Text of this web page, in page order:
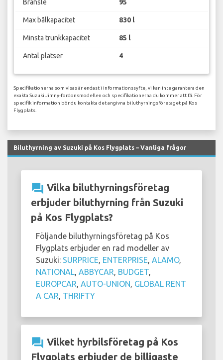
Bränsle 95
Max bålkapacitet 830 l
Minsta trunkkapacitet 85 l
Antal platser 4
Specifikationerna som visas är endast i informationssyfte, vi kan inte garantera den
exakta Suzuki Jimny-fordonsmodellen och specifikationerna du kommer att få. För
specifik information bör du kontakta det angivna biluthyrningsföretaget på Kos
Flygplats.
Biluthyrning av Suzuki på Kos Flygplats – Vanliga frågor
question_answer Vilka biluthyrningsföretag
erbjuder biluthyrning från Suzuki
på Kos Flygplats?
Följande biluthyrningsföretag på Kos
Flygplats erbjuder en rad modeller av
Suzuki: SURPRICE, ENTERPRISE, ALAMO,
NATIONAL, ABBYCAR, BUDGET,
EUROPCAR, AUTO-UNION, GLOBAL RENT
A CAR, THRIFTY
question_answer Vilket hyrbilsföretag på Kos
Flygplats erbjuder de billigaste